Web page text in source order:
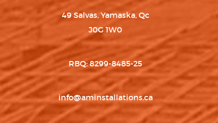
49 Salvas, Yamaska, Qc
J0G 1W0
RBQ: 8299-8485-25
info@aminstallations.ca